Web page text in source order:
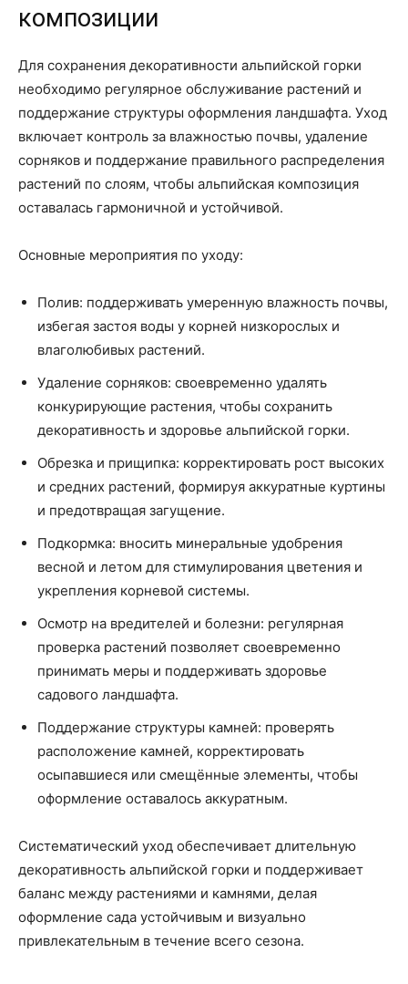
композиции
Для сохранения декоративности альпийской горки
необходимо регулярное обслуживание растений и
поддержание структуры оформления ландшафта. Уход
включает контроль за влажностью почвы, удаление
сорняков и поддержание правильного распределения
растений по слоям, чтобы альпийская композиция
оставалась гармоничной и устойчивой.
Основные мероприятия по уходу:
Полив: поддерживать умеренную влажность почвы,
избегая застоя воды у корней низкорослых и
влаголюбивых растений.
Удаление сорняков: своевременно удалять
конкурирующие растения, чтобы сохранить
декоративность и здоровье альпийской горки.
Обрезка и прищипка: корректировать рост высоких
и средних растений, формируя аккуратные куртины
и предотвращая загущение.
Подкормка: вносить минеральные удобрения
весной и летом для стимулирования цветения и
укрепления корневой системы.
Осмотр на вредителей и болезни: регулярная
проверка растений позволяет своевременно
принимать меры и поддерживать здоровье
садового ландшафта.
Поддержание структуры камней: проверять
расположение камней, корректировать
осыпавшиеся или смещённые элементы, чтобы
оформление оставалось аккуратным.
Систематический уход обеспечивает длительную
декоративность альпийской горки и поддерживает
баланс между растениями и камнями, делая
оформление сада устойчивым и визуально
привлекательным в течение всего сезона.